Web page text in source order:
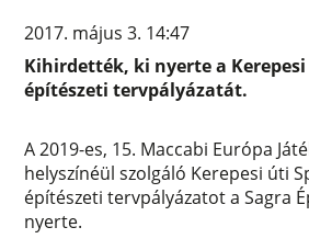
2017. május 3. 14:47
Kihirdették, ki nyerte a
építészeti tervpályázatát.
A 2019-es, 15. Maccabi Európa
helyszínéül szolgáló Kerepesi úti
építészeti tervpályázatot a Sagra
nyerte.